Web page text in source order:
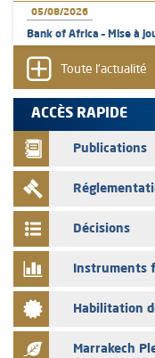
05/08/2026
Bank of Africa – Mise à
05/08/2026
L’AMMC met sur son
émetteurs en date du 5
04/08/2026
L’AMMC met sur son
émetteurs en date du 4
Saham Bank – Mise à
03/08/2026
L’AMMC met sur son
émetteurs en date du 3
03/08/2026
Toute l'actualité
ACCÈS RAPIDE
Publications
Décisions
Instruments
Habilitation
Marrakech